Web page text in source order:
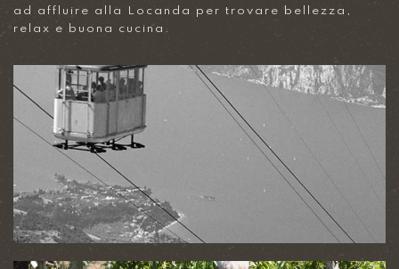
ad affluire alla Locanda per trovare bellezza,
relax e buona cucina.